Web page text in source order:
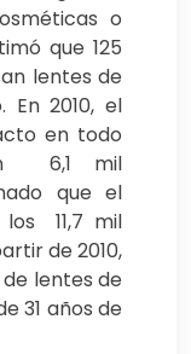
o
que 125
lentes de
2010, el
en todo
6,1 mil
que el
11,7 mil
de 2010,
lentes de
31 años de